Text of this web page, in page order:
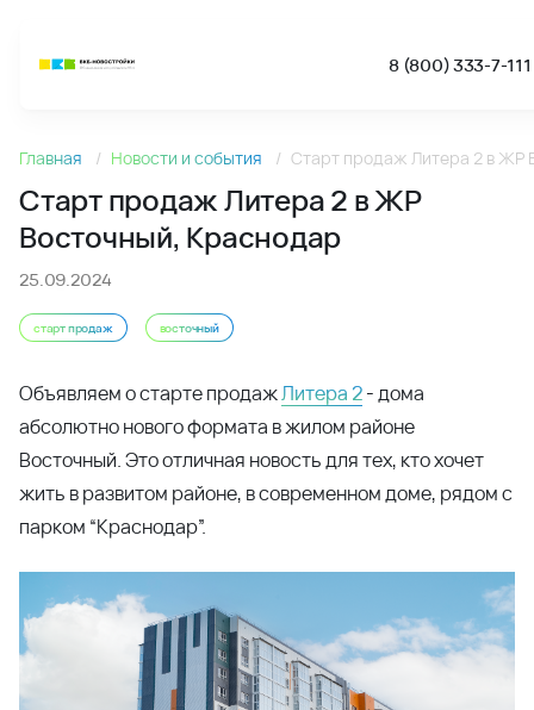
8 (800) 333-7-111
Восточный, Краснодар
25.09.2024
Объявляем о старте продаж
Восточный. Это отличная новость для тех, кто хочет
жить в развитом районе, в современном доме, рядом с
парком “Краснодар”.
MARAZZI, увеличенные окна, панорамное остекление
балконов и лоджий с тонировкой, корзины для сплит
систем с декоративными ламелями, удобные входные
группы на уровне земли, просторные лифтовые холлы